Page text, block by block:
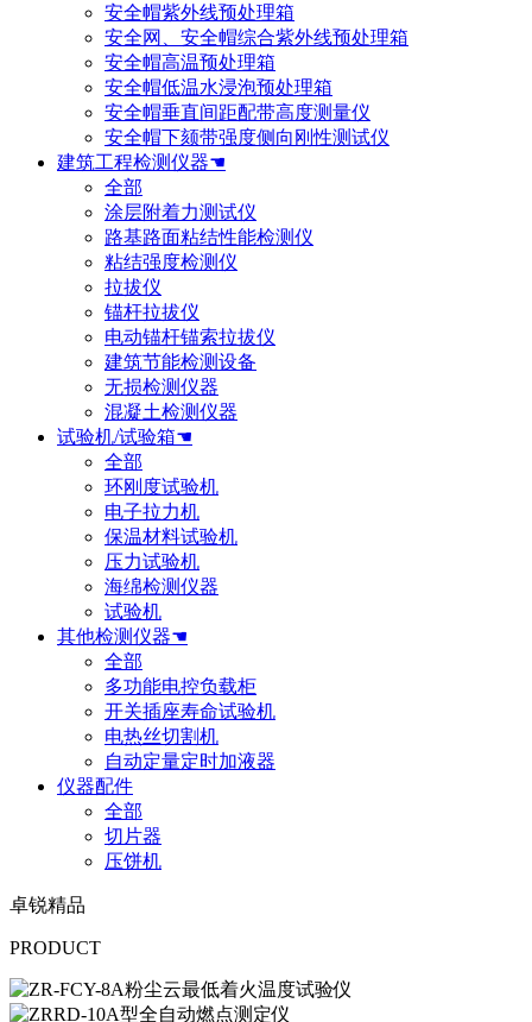
安全帽紫外线预处理箱
安全网、安全帽综合紫外线预处理箱
安全帽高温预处理箱
安全帽低温水浸泡预处理箱
安全帽垂直间距配带高度测量仪
安全帽下颏带强度侧向刚性测试仪
建筑工程检测仪器☚
全部
涂层附着力测试仪
路基路面粘结性能检测仪
粘结强度检测仪
拉拔仪
锚杆拉拔仪
电动锚杆锚索拉拔仪
建筑节能检测设备
无损检测仪器
混凝土检测仪器
试验机/试验箱☚
全部
环刚度试验机
电子拉力机
保温材料试验机
压力试验机
海绵检测仪器
试验机
其他检测仪器☚
全部
多功能电控负载柜
开关插座寿命试验机
电热丝切割机
自动定量定时加液器
仪器配件
全部
切片器
压饼机
卓锐精品
PRODUCT